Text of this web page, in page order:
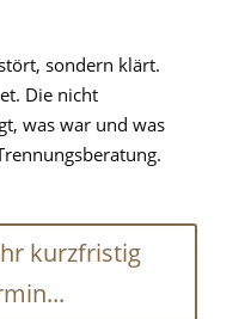
sondern klärt.
Die nicht
was war und was
kurzfristig